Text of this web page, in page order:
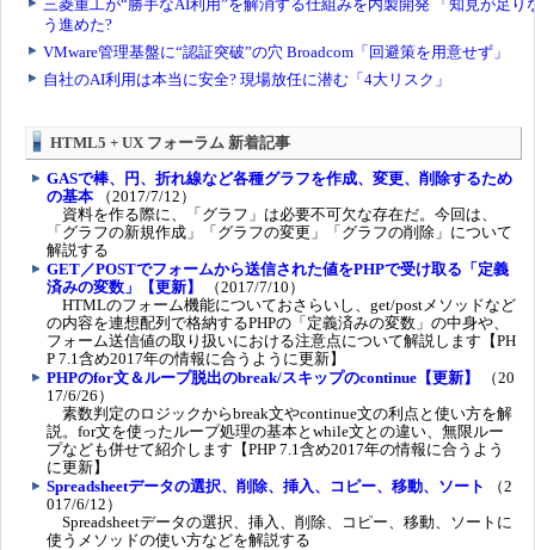
HTML5 + UX フォーラム 新着記事
GASで棒、円、折れ線など各種グラフを作成、変更、削除するため
の基本 （2017/7/12）
資料を作る際に、「グラフ」は必要不可欠な存在だ。今回は、
「グラフの新規作成」「グラフの変更」「グラフの削除」について
解説する
GET／POSTでフォームから送信された値をPHPで受け取る「定義
済みの変数」【更新】
（2017/7/10）
HTMLのフォーム機能についておさらいし、get/postメソッドなど
の内容を連想配列で格納するPHPの「定義済みの変数」の中身や、
フォーム送信値の取り扱いにおける注意点について解説します【PH
P 7.1含め2017年の情報に合うように更新】
PHPのfor文＆ループ脱出のbreak/スキップのcontinue【更新】
（20
17/6/26）
素数判定のロジックからbreak文やcontinue文の利点と使い方を解
説。for文を使ったループ処理の基本とwhile文との違い、無限ルー
プなども併せて紹介します【PHP 7.1含め2017年の情報に合うよう
に更新】
Spreadsheetデータの選択、削除、挿入、コピー、移動、ソート
（2
017/6/12）
Spreadsheetデータの選択、挿入、削除、コピー、移動、ソートに
使うメソッドの使い方などを解説する